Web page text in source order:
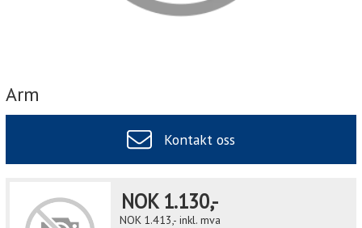
Arm
Kontakt oss
NOK 1.130,-
NOK 1.413,- inkl. mva